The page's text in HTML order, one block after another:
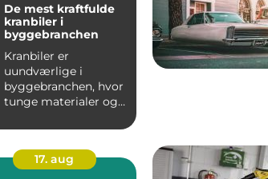
De mest kraftfulde
kranbiler i
byggebranchen
Kranbiler er
uundværlige i
byggebranchen, hvor
tunge materialer og
skal f...
17. aug